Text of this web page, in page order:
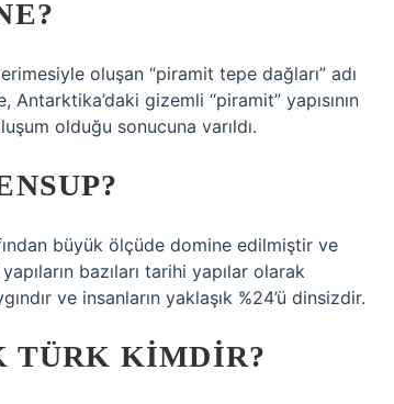
oluşan “piramit tepe dağları” adı
gizemli “piramit” yapısının
olduğu sonucuna varıldı.
büyük ölçüde domine edilmiştir ve
bazıları tarihi yapılar olarak
ve insanların yaklaşık %24’ü dinsizdir.
TÜRK KIMDIR?